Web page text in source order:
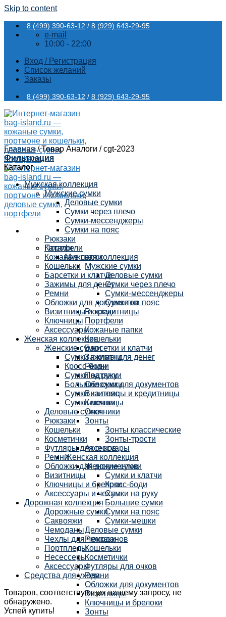
Skip to content
8 (499) 390-63-12 / 8 (929) 643-29-95
e-mail
10:00 - 22:00
Вход / Регистрация
Список желаний
Заказы
8 (499) 390-63-12 / 8 (929) 643-29-95
Каталог
Мужская коллекция
Мужские сумки
Деловые сумки
Сумки через плечо
Сумки-мессенджеры
Сумки на пояс
Рюкзаки
Портфели
Кожаные папки
Кошельки
Барсетки и клатчи
Зажимы для денег
Ремни
Подтяжки
Обложки для документов
Визитницы и кредитницы
Ключницы
Очечники
Зонты
Зонты классические
Зонты-трости
Аксессуары
Женская коллекция
Женские сумки
Сумки и клатчи
Кросс-боди
Сумки на руку
Большие сумки
Сумки на пояс
Сумки-мешки
Деловые сумки
Рюкзаки
Кошельки
Косметички
Футляры для очков
Ремни
Обложки для документов
Визитницы
Ключницы и брелоки
Зонты
Главная /Товар Аналоги /cgt-2023
Фильтрация
Каталог
Мужская коллекция
Мужские сумки
Деловые сумки
Сумки через плечо
Сумки-мессенджеры
Сумки на пояс
Рюкзаки
Портфели
Кожаные папки
Кошельки
Барсетки и клатчи
Зажимы для денег
Ремни
Обложки для документов
Визитницы и кредитницы
Ключницы
Аксессуары
Женская коллекция
Женские сумки
Сумки и клатчи
Кросс-боди
Сумки на руку
Большие сумки
Сумки на пояс
Сумки-мешки
Деловые сумки
Рюкзаки
Кошельки
Косметички
Футляры для очков
Ремни
Обложки для документов
Визитницы
Ключницы и брелоки
Аксессуары и чехлы
Дорожная коллекция
Дорожные сумки
Саквояжи
Чемоданы
Чехлы для чемоданов
Портпледы
Несессеры
Аксессуары
Средства для ухода
Товаров, соответствующих вашему запросу, не
обнаружено.
Успей купить!